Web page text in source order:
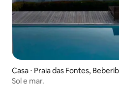
Casa ⋅ Praia das Fontes,
Sol e mar.